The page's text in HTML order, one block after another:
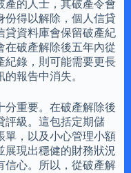
產的人士，其破產令會
份得以解除，個人信貸
貸資料庫會保留破產紀
在破產解除後五年內從
紀錄，則可能需要更長
報告中消失。
分重要。在破產解除後
評級。這包括定期儲
單，以及小心管理小額
展現出穩健的財務狀況
信心。所以，從破產解